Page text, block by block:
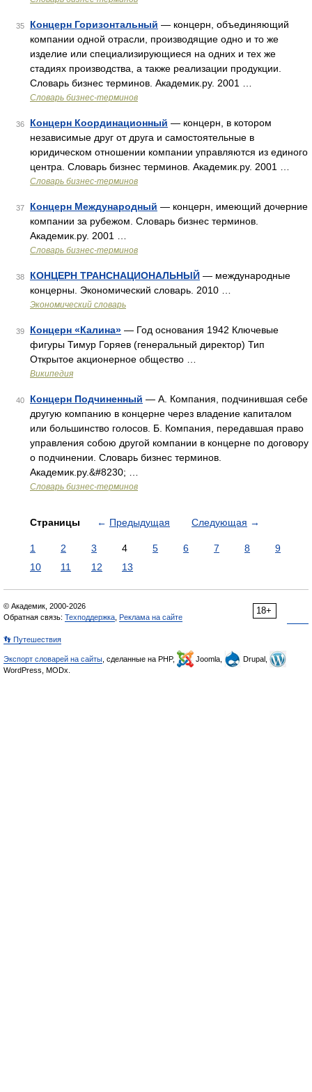
35 Концерн Горизонтальный — концерн, объединяющий
компании одной отрасли, производящие одно и то же
изделие или специализирующиеся на одних и тех же
стадиях производства, а также реализации продукции.
Словарь бизнес терминов. Академик.ру. 2001 …
Словарь бизнес-терминов
36 Концерн Координационный — концерн, в котором
независимые друг от друга и самостоятельные в
юридическом отношении компании управляются из единого
центра. Словарь бизнес терминов. Академик.ру. 2001 …
Словарь бизнес-терминов
37 Концерн Международный — концерн, имеющий дочерние
компании за рубежом. Словарь бизнес терминов.
Академик.ру. 2001 …
Словарь бизнес-терминов
38 КОНЦЕРН ТРАНСНАЦИОНАЛЬНЫЙ — международные
концерны. Экономический словарь. 2010 …
Экономический словарь
39 Концерн «Калина» — Год основания 1942 Ключевые
фигуры Тимур Горяев (генеральный директор) Тип
Открытое акционерное общество …
Википедия
40 Концерн Подчиненный — А. Компания, подчинившая себе
другую компанию в концерне через владение капиталом
или большинство голосов. Б. Компания, передавшая право
управления собою другой компании в концерне по договору
о подчинении. Словарь бизнес терминов.
Академик.ру.&#8230; …
Словарь бизнес-терминов
Страницы ← Предыдущая Следующая →
1 2 3 4 5 6 7 8
9
10
11 12 13
18+
© Академик, 2000-2026
Обратная связь: Техподдержка Реклама на сайте
👣 Путешествия
Экспорт словарей на сайты , сделанные на PHP, Joomla,
Drupal,
WordPress, MODx.